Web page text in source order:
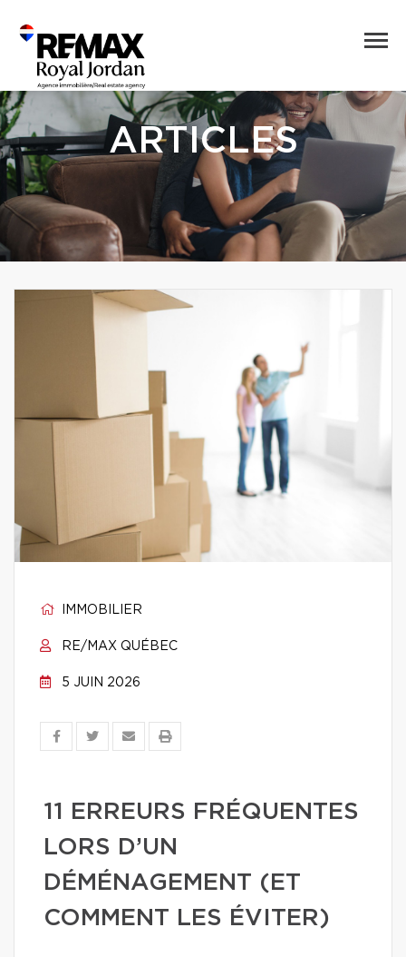
ARTICLES
IMMOBILIER
RE/MAX QUÉBEC
5 JUIN 2026
11 ERREURS FRÉQUENTES
LORS D’UN
DÉMÉNAGEMENT (ET
COMMENT LES ÉVITER)